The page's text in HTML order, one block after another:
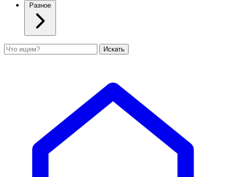
Разное
Поиск Искать